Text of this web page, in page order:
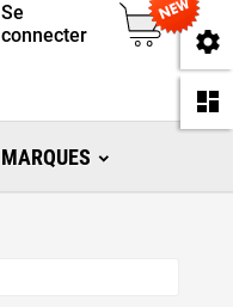
Se
connecter
0
MARQUES